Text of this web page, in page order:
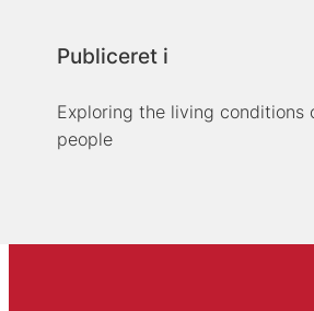
Publiceret i
Exploring the living conditions
people